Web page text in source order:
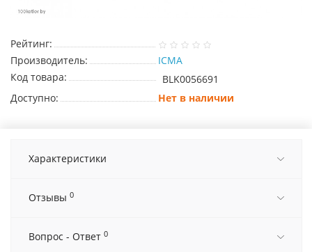
Рейтинг:
Производитель:
ICMA
Код товара:
BLK0056691
Доступно:
Нет в наличии
Характеристики
Отзывы 0
Вопрос - Ответ 0